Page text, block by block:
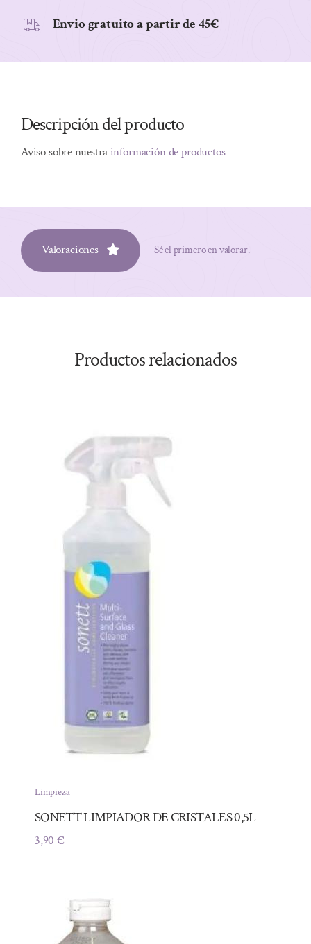
Envio gratuito a partir de 45€
Descripción del producto
Aviso sobre nuestrainformación de productos
Valoraciones Sé el primero en valorar.
Productos relacionados
Limpieza
SONETT LIMPIADOR DE CRISTALES 0,5L
3,90€